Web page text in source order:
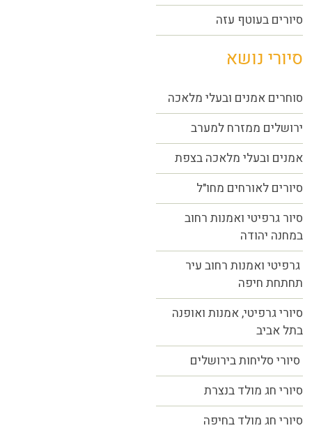
סיורים בעוטף עזה
סיורי נושא
סוחרים אמנים ובעלי מלאכה
ירושלים ממזרח למערב
אמנים ובעלי מלאכה בצפת
סיורים לאורחים מחו"ל
סיור גרפיטי ואמנות רחוב
במחנה יהודה
גרפיטי ואמנות רחוב עיר
תחתחת חיפה
סיורי גרפיטי, אמנות ואופנה
בתל אביב
סיורי סליחות בירושלים
סיורי חג מולד בנצרת
סיורי חג מולד בחיפה